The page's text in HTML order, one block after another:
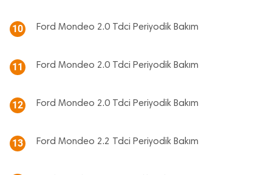
10 Ford Mondeo 2.0 Tdci Periyodik Bakım
11 Ford Mondeo 2.0 Tdci Periyodik Bakım
12 Ford Mondeo 2.0 Tdci Periyodik Bakım
13 Ford Mondeo 2.2 Tdci Periyodik Bakım